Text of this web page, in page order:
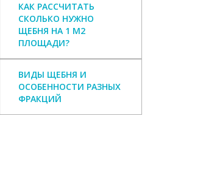
КАК РАССЧИТАТЬ
СКОЛЬКО НУЖНО
ЩЕБНЯ НА 1 М2
ПЛОЩАДИ?
ВИДЫ ЩЕБНЯ И
ОСОБЕННОСТИ РАЗНЫХ
ФРАКЦИЙ